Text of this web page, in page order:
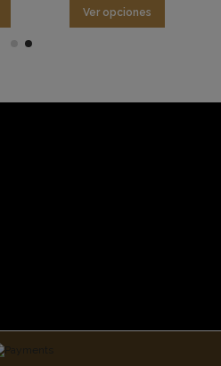
Ver opciones